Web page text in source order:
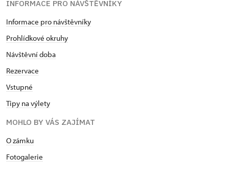
INFORMACE PRO NÁVŠTĚVNÍKY
Informace pro návštěvníky
Prohlídkové okruhy
Návštěvní doba
Rezervace
Vstupné
Tipy na výlety
MOHLO BY VÁS ZAJÍMAT
O zámku
Fotogalerie